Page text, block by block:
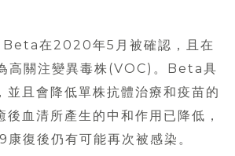
Beta在2020年5月被確認，且在
高關注變異毒株(VOC)。Beta具
並且會降低單株抗體治療和疫苗的
後血清所產生的中和作用已降低，
復後仍有可能再次被感染。